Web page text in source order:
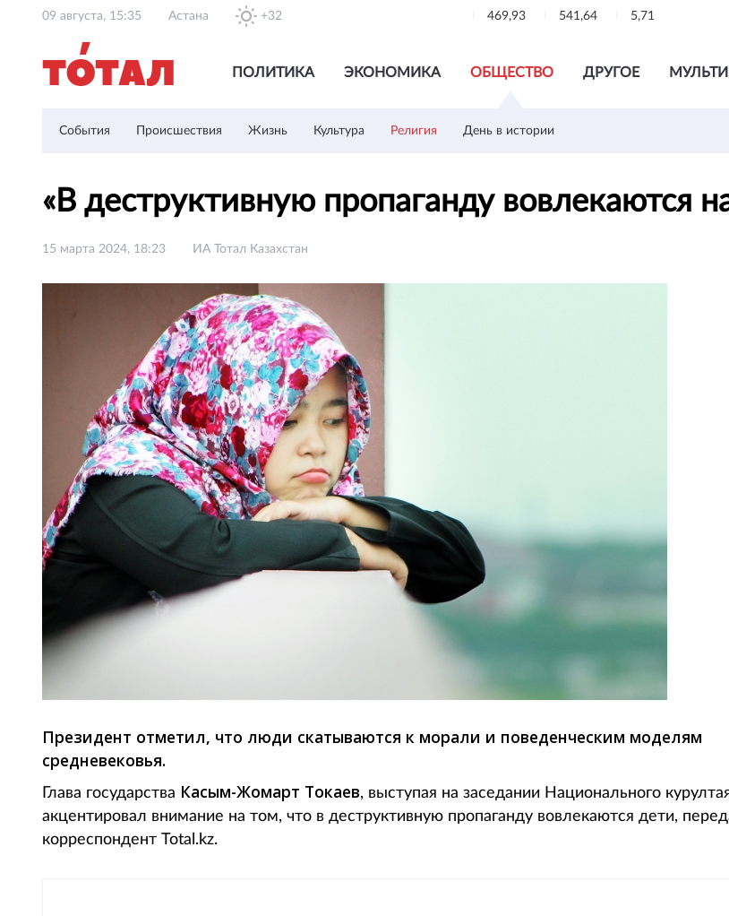
09 августа, 15:35 Астана +32 469,93 541,64 5,71
ПОЛИТИКА ЭКОНОМИКА ОБЩЕСТВО ДРУГОЕ
События Происшествия Жизнь Культура Религия День в истории
«В деструктивную пропаганду вовлекаются
15 марта 2024, 18:23 ИА Тотал Казахстан
Президент отметил, что люди скатываются к морали и поведенческим моделям
средневековья.
Глава государства Касым-Жомарт Токаев, выступая на заседании Национального
акцентировал внимание на том, что в деструктивную пропаганду вовлекаются дети,
корреспондент Total.kz.